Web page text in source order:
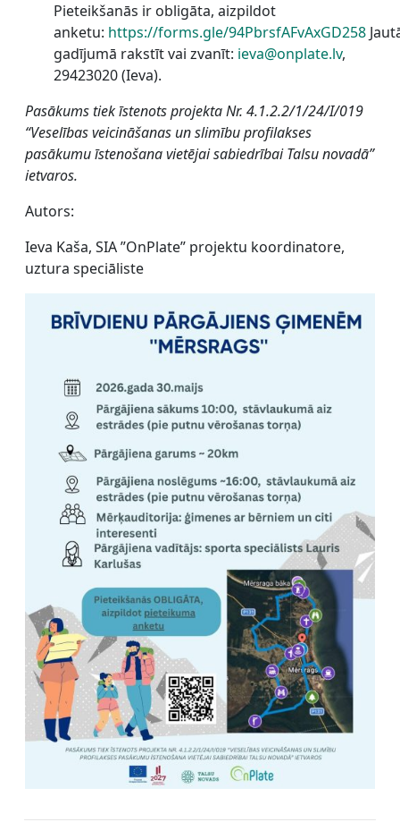
Pieteikšanās ir obligāta, aizpildot
anketu: https://forms.gle/94PbrsfAFvAxGD258
gadījumā rakstīt vai zvanīt: ieva@onplate.lv,
29423020 (Ieva).
Pasākums tiek īstenots projekta Nr. 4.1.2.2/1/24/I/019
“Veselības veicināšanas un slimību profilakses
pasākumu īstenošana vietējai sabiedrībai Talsu novadā”
ietvaros.
Autors:
Ieva Kaša, SIA ”OnPlate” projektu koordinatore,
uztura speciāliste